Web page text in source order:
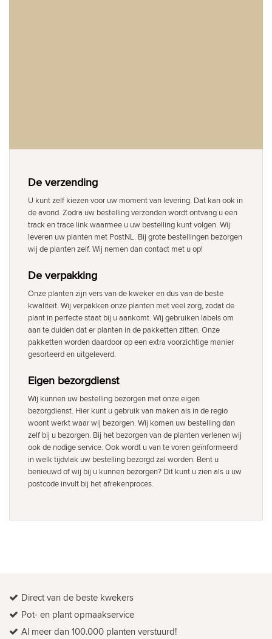
De verzending
U kunt zelf kiezen voor uw moment van levering. Dat kan ook in
de avond. Zodra uw bestelling verzonden wordt ontvang u een
track en trace link waarmee u uw bestelling kunt volgen. Wij
leveren uw planten met PostNL. Bij grote bestellingen bezorgen
wij de planten zelf. Wij nemen dan contact met u op!
De verpakking
Onze planten zijn vers van de kweker en dus van de beste
kwaliteit. Wij verpakken onze planten met veel zorg, zodat de
plant in perfecte staat bij u aankomt. Wij gebruiken labels om
aan te duiden dat er planten in de pakketten zitten. Onze
pakketten worden daardoor op een extra voorzichtige manier
gesorteerd en uitgeleverd.
Eigen bezorgdienst
Wij kunnen uw bestelling bezorgen met onze eigen
bezorgdienst. Hier kunt u gebruik van maken als in de regio
woont werkt waar wij bezorgen. Wij komen uw bestelling dan
zelf bij u bezorgen. Bij het bezorgen van de planten verlenen wij
ook de nodige service. Ook wordt u van te voren geïnformeerd
in welk tijdvlak uw bestelling bezorgd zal worden. Bent u
benieuwd of wij bij u kunnen bezorgen? Dit kunt u zien als u uw
postcode invult bij het afrekenproces.
Direct van de beste kwekers
Pot- en plant opmaakservice
Al meer dan 100.000 planten verstuurd!